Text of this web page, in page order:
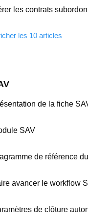
les contrats
les 10 articles
de la fiche
SAV
de référence
avancer le workflow
de clôture